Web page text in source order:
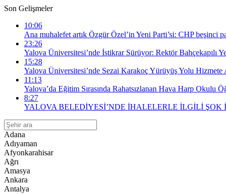
Son Gelişmeler
10:06
Ana muhalefet artık Özgür Özel’in Yeni Parti’si: CHP beşinci
23:26
Yalova Üniversitesi’nde İstikrar Sürüyor: Rektör Bahçekapılı
15:28
Yalova Üniversitesi’nde Sezai Karakoç Yürüyüş Yolu Hizmete
11:13
Yalova’da Eğitim Sırasında Rahatsızlanan Hava Harp Okulu
8:27
YALOVA BELEDİYESİ’NDE İHALELERLE İLGİLİ ŞOK
Adana
Adıyaman
Afyonkarahisar
Ağrı
Amasya
Ankara
Antalya